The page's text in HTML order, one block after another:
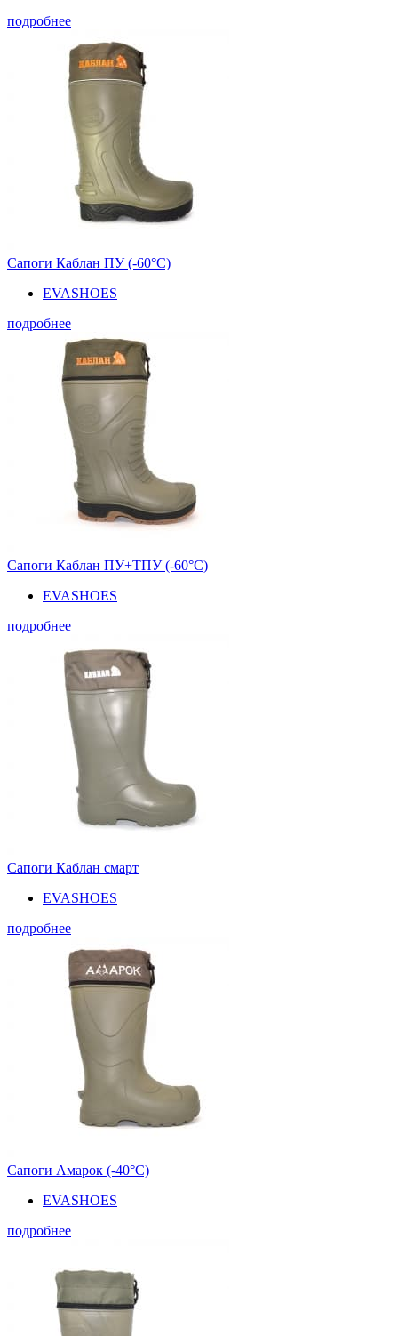
подробнее
Сапоги Каблан ПУ (-60°С)
EVASHOES
подробнее
Сапоги Каблан ПУ+ТПУ (-60°С)
EVASHOES
подробнее
Сапоги Каблан смарт
EVASHOES
подробнее
Сапоги Амарок (-40°С)
EVASHOES
подробнее